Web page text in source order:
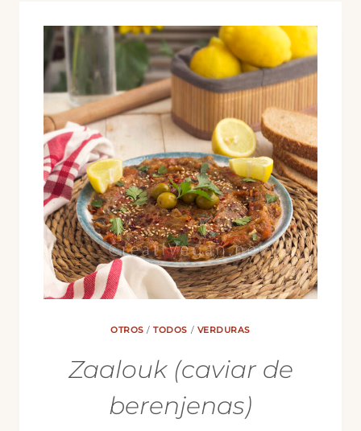
CREMA
DE
ANACARDOS
OTROS /TODOS / VERDURAS
Zaalouk (caviar de
berenjenas)